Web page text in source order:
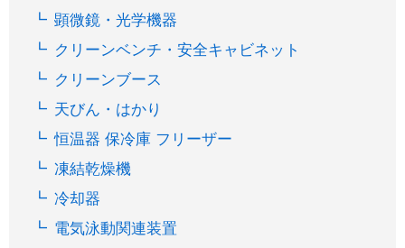
顕微鏡・光学機器
クリーンベンチ・安全キャビネット
クリーンブース
天びん・はかり
恒温器 保冷庫 フリーザー
凍結乾燥機
冷却器
電気泳動関連装置